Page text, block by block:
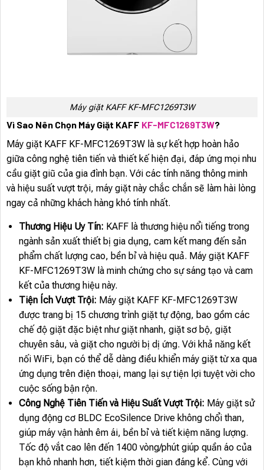
Máy giặt KAFF KF-MFC1269T3W
Vì Sao Nên Chọn Máy Giặt KAFF KF-MFC1269T3W?
Máy giặt KAFF KF-MFC1269T3W là sự kết hợp hoàn hảo
giữa công nghệ tiên tiến và thiết kế hiện đại, đáp ứng mọi nhu
cầu giặt giũ của gia đình bạn. Với các tính năng thông minh
và hiệu suất vượt trội, máy giặt này chắc chắn sẽ làm hài lòng
ngay cả những khách hàng khó tính nhất.
Thương Hiệu Uy Tín: KAFF là thương hiệu nổi tiếng trong
ngành sản xuất thiết bị gia dụng, cam kết mang đến sản
phẩm chất lượng cao, bền bỉ và hiệu quả. Máy giặt KAFF
KF-MFC1269T3W là minh chứng cho sự sáng tạo và cam
kết của thương hiệu này.
Tiện Ích Vượt Trội: Máy giặt KAFF KF-MFC1269T3W
được trang bị 15 chương trình giặt tự động, bao gồm các
chế độ giặt đặc biệt như giặt nhanh, giặt sơ bộ, giặt
chuyên sâu, và giặt cho người bị dị ứng. Với khả năng kết
nối WiFi, bạn có thể dễ dàng điều khiển máy giặt từ xa qua
ứng dụng trên điện thoại, mang lại sự tiện lợi tuyệt vời cho
cuộc sống bận rộn.
Công Nghệ Tiên Tiến và Hiệu Suất Vượt Trội: Máy giặt sử
dụng động cơ BLDC EcoSilence Drive không chổi than,
giúp máy vận hành êm ái, bền bỉ và tiết kiệm năng lượng.
Tốc độ vắt cao lên đến 1400 vòng/phút giúp quần áo của
bạn khô nhanh hơn, tiết kiệm thời gian đáng kể. Cùng với